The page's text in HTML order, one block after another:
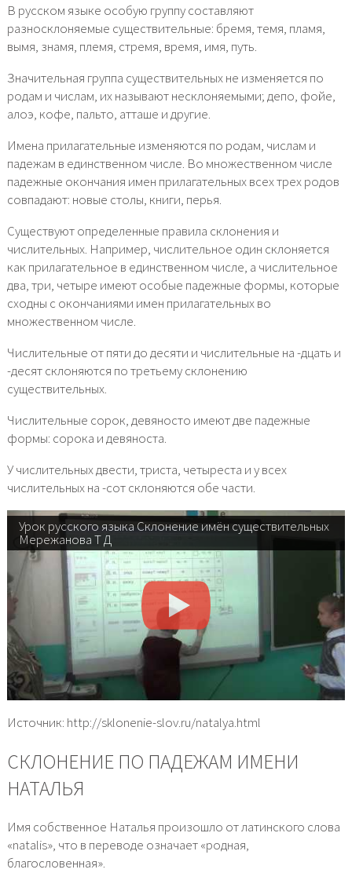
В русском языке особую группу составляют
разносклоняемые существительные: бремя, темя, пламя,
вымя, знамя, племя, стремя, время, имя, путь.
Значительная группа существительных не изменяется по
родам и числам, их называют несклоняемыми; депо, фойе,
алоэ, кофе, пальто, атташе и другие.
Имена прилагательные изменяются по родам, числам и
падежам в единственном числе. Во множественном числе
падежные окончания имен прилагательных всех трех родов
совпадают: новые столы, книги, перья.
Существуют определенные правила склонения и
числительных. Например, числительное один склоняется
как прилагательное в единственном числе, а числительное
два, три, четыре имеют особые падежные формы, которые
сходны с окончаниями имен прилагательных во
множественном числе.
Числительные от пяти до десяти и числительные на -дцать и
-десят склоняются по третьему склонению
существительных.
Числительные сорок, девяносто имеют две падежные
формы: сорока и девяноста.
У числительных двести, триста, четыреста и у всех
числительных на -сот склоняются обе части.
Урок русского языка Склонение имён существительных
Мережанова Т Д
Источник: http://sklonenie-slov.ru/natalya.html
СКЛОНЕНИЕ ПО ПАДЕЖАМ ИМЕНИ
НАТАЛЬЯ
Имя собственное Наталья произошло от латинского слова
«natalis», что в переводе означает «родная,
благословенная».